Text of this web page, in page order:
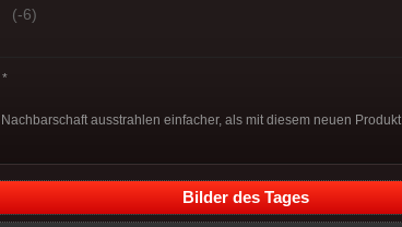
(-6)
ausstrahlen einfacher, als mit diesem neuen Produkt
Bilder des Tages